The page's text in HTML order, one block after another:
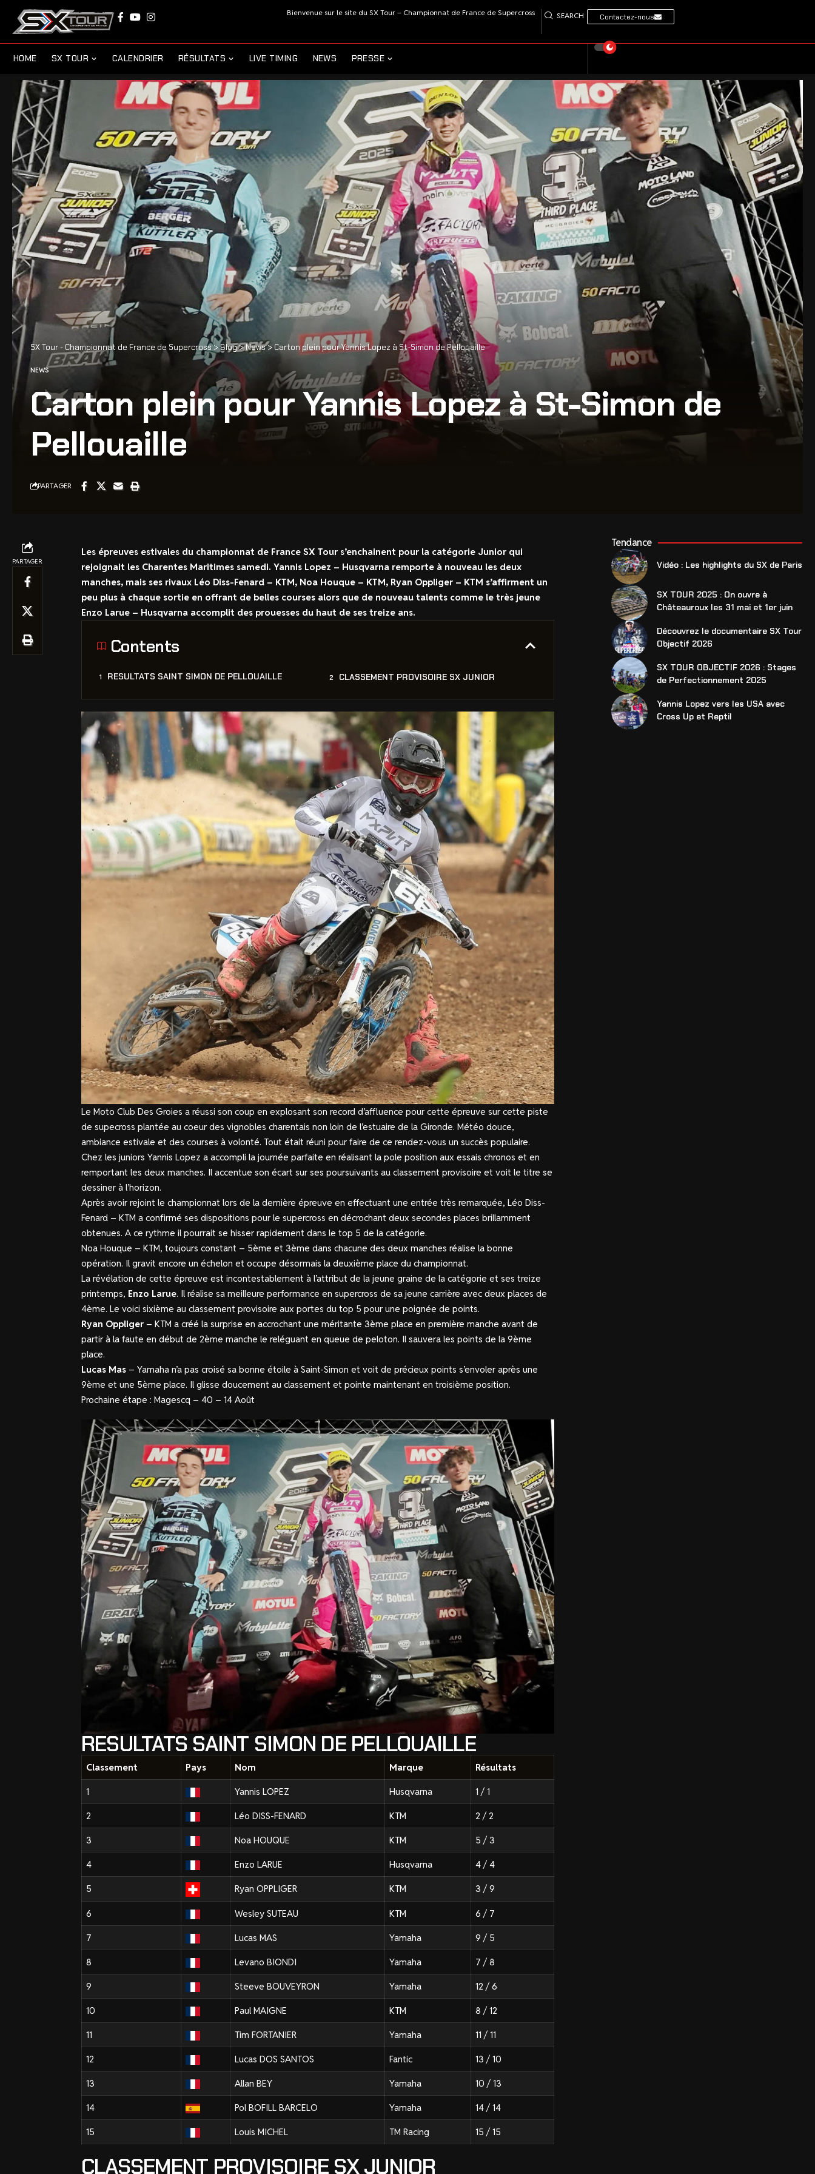
Bienvenue sur le site du SX Tour – Championnat de France de Supercross SEARCH Contactez-nous
HOME SX TOUR CALENDRIER RÉSULTATS LIVE TIMING NEWS PRESSE
SX Tour - Championnat de France de Supercross>Blog>News>Carton plein pour Yannis Lopez à St-Simon de Pellouaille
NEWS
Carton plein pour Yannis Lopez à St-Simon de
Pellouaille
PARTAGER
PARTAGER
Les épreuves estivales du championnat de France SX Tour s’enchainent pour la catégorie Junior qui
rejoignait les Charentes Maritimes samedi. Yannis Lopez – Husqvarna remporte à nouveau les deux
manches, mais ses rivaux Léo Diss-Fenard – KTM, Noa Houque – KTM, Ryan Oppliger – KTM s’affirment un
peu plus à chaque sortie en offrant de belles courses alors que de nouveau talents comme le très jeune
Enzo Larue – Husqvarna accomplit des prouesses du haut de ses treize ans.
Contents
RESULTATS SAINT SIMON DE PELLOUAILLE CLASSEMENT PROVISOIRE SX JUNIOR
Le Moto Club Des Groies a réussi son coup en explosant son record d’affluence pour cette épreuve sur cette piste
de supecross plantée au coeur des vignobles charentais non loin de l’estuaire de la Gironde. Météo douce,
ambiance estivale et des courses à volonté. Tout était réuni pour faire de ce rendez-vous un succès populaire.
Chez les juniors Yannis Lopez a accompli la journée parfaite en réalisant la pole position aux essais chronos et en
remportant les deux manches. Il accentue son écart sur ses poursuivants au classement provisoire et voit le titre se
dessiner à l’horizon.
Après avoir rejoint le championnat lors de la dernière épreuve en effectuant une entrée très remarquée, Léo Diss-
Fenard – KTM a confirmé ses dispositions pour le supercross en décrochant deux secondes places brillamment
obtenues. A ce rythme il pourrait se hisser rapidement dans le top 5 de la catégorie.
Noa Houque – KTM, toujours constant – 5ème et 3ème dans chacune des deux manches réalise la bonne
opération. Il gravit encore un échelon et occupe désormais la deuxième place du championnat.
La révélation de cette épreuve est incontestablement à l’attribut de la jeune graine de la catégorie et ses treize
printemps, Enzo Larue. Il réalise sa meilleure performance en supercross de sa jeune carrière avec deux places de
4ème. Le voici sixième au classement provisoire aux portes du top 5 pour une poignée de points.
Ryan Oppliger– KTM a créé la surprise en accrochant une méritante 3ème place en première manche avant de
partir à la faute en début de 2ème manche le reléguant en queue de peloton. Il sauvera les points de la 9ème
place.
Lucas Mas– Yamaha n’a pas croisé sa bonne étoile à Saint-Simon et voit de précieux points s’envoler après une
9ème et une 5ème place. Il glisse doucement au classement et pointe maintenant en troisième position.
Prochaine étape : Magescq – 40 – 14 Août
RESULTATS SAINT SIMON DE PELLOUAILLE
Classement Pays Nom Marque Résultats
1 Yannis LOPEZ Husqvarna 1 / 1
2 Léo DISS-FENARD KTM 2 / 2
3 Noa HOUQUE KTM 5 / 3
4 Enzo LARUE Husqvarna 4 / 4
5 Ryan OPPLIGER KTM 3 / 9
6 Wesley SUTEAU KTM 6 / 7
7 Lucas MAS Yamaha 9 / 5
8 Levano BIONDI Yamaha 7 / 8
9 Steeve BOUVEYRON Yamaha 12 / 6
10 Paul MAIGNE KTM 8 / 12
11 Tim FORTANIER Yamaha 11 / 11
12 Lucas DOS SANTOS Fantic 13 / 10
13 Allan BEY Yamaha 10 / 13
14 Pol BOFILL BARCELO Yamaha 14 / 14
15 Louis MICHEL TM Racing 15 / 15
CLASSEMENT PROVISOIRE SX JUNIOR
Tendance
Vidéo : Les highlights du SX de Paris
SX TOUR 2025 : On ouvre à
Châteauroux les 31 mai et 1er juin
Découvrez le documentaire SX Tour
Objectif 2026
SX TOUR OBJECTIF 2026 : Stages
de Perfectionnement 2025
Yannis Lopez vers les USA avec
Cross Up et Reptil